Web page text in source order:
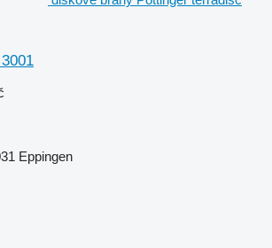
Eppingen